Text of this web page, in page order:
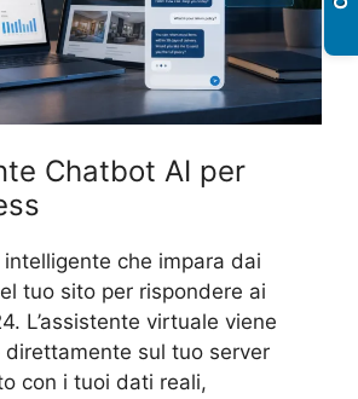
Chatbot AI per
che impara dai
tuo sito per rispondere ai
L’assistente virtuale viene
direttamente sul tuo server
con i tuoi dati reali,